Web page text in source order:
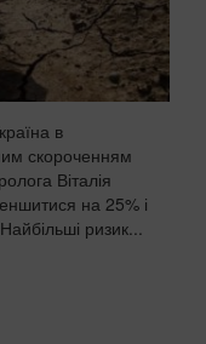
в
скороченням
Віталія
на 25% і
ризик...